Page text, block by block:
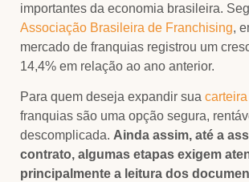
importantes da economia brasileira.
Associação Brasileira de Franchising,
mercado de franquias registrou um
14,4% em relação ao ano anterior.
Para quem deseja expandir sua
franquias são uma opção segura,
descomplicada. Ainda assim, até a
contrato, algumas etapas exigem
principalmente a leitura dos